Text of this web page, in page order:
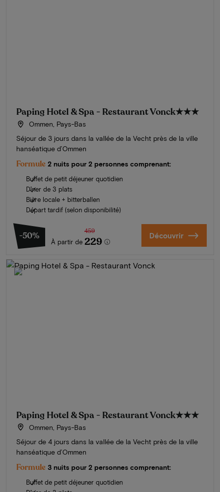
Paping Hotel & Spa - Restaurant Vonck★★★
Ommen, Pays-Bas
Séjour de 3 jours dans la vallée de la Vecht près de la ville
hanséatique d’Ommen
Formule 2 nuits pour 2 personnes comprenant:
Buffet de petit déjeuner quotidien
Dîner de 3 plats
Bière locale + bitterballen
Départ tardif (selon disponibilité)
-50%
À partir de
459
229 Découvrir
Paping Hotel & Spa - Restaurant Vonck★★★
Ommen, Pays-Bas
Séjour de 4 jours dans la vallée de la Vecht près de la ville
hanséatique d’Ommen
Formule 3 nuits pour 2 personnes comprenant:
Buffet de petit déjeuner quotidien